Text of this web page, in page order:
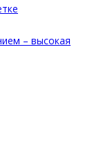
– высокая